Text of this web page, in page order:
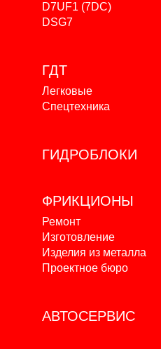
D7UF1 (7DC)
DSG7
ГДТ
Легковые
Спецтехника
ГИДРОБЛОКИ
ФРИКЦИОНЫ
Ремонт
Изготовление
Изделия из металла
Проектное бюро
АВТОСЕРВИС